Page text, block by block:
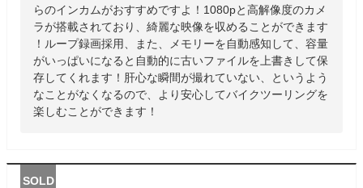
らのインカムがおすすめですよ！1080pと高解像度のカメ
ラが搭載されており、綺麗な映像を収めることができます
！ループ録画採用、また、メモリーを自動感知して、容量
がいっぱいになると自動的に古いファイルを上書きして保
存してくれます！肝心な瞬間が撮れていない、というよう
なことがなくなるので、より安心してバイクツーリングを
楽しむことができます！
SOLD